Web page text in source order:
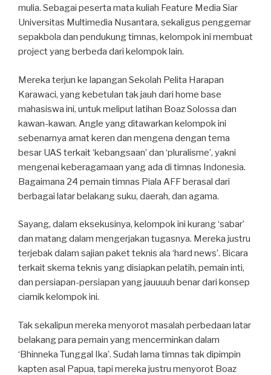
mulia. Sebagai peserta mata kuliah Feature Media Siar
Universitas Multimedia Nusantara, sekaligus penggemar
sepakbola dan pendukung timnas, kelompok ini membuat
project yang berbeda dari kelompok lain.
Mereka terjun ke lapangan Sekolah Pelita Harapan
Karawaci, yang kebetulan tak jauh dari home base
mahasiswa ini, untuk meliput latihan Boaz Solossa dan
kawan-kawan. Angle yang ditawarkan kelompok ini
sebenarnya amat keren dan mengena dengan tema
besar UAS terkait ‘kebangsaan’ dan ‘pluralisme’, yakni
mengenai keberagamaan yang ada di timnas Indonesia.
Bagaimana 24 pemain timnas Piala AFF berasal dari
berbagai latar belakang suku, daerah, dan agama.
Sayang, dalam eksekusinya, kelompok ini kurang ‘sabar’
dan matang dalam mengerjakan tugasnya. Mereka justru
terjebak dalam sajian paket teknis ala ‘hard news’. Bicara
terkait skema teknis yang disiapkan pelatih, pemain inti,
dan persiapan-persiapan yang jauuuuh benar dari konsep
ciamik kelompok ini.
Tak sekalipun mereka menyorot masalah perbedaan latar
belakang para pemain yang mencerminkan dalam
‘Bhinneka Tunggal Ika’. Sudah lama timnas tak dipimpin
kapten asal Papua, tapi mereka justru menyorot Boaz